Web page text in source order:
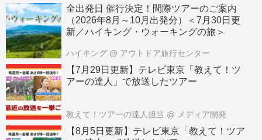
全出発日 催行決定！間際ツアーのご案内
（2026年8月～10月出発分）＜7月30日更
新／ハイキング・ウォーキングの旅＞
ハイキング @ アウトドア旅行センター
【7月29日更新】テレビ東京「教えて！ツ
アーの達人」で放送したツアー
教えて！ツアーの達人担当 @ メディア開発
【8月5日更新】テレビ東京「教えて！ツア